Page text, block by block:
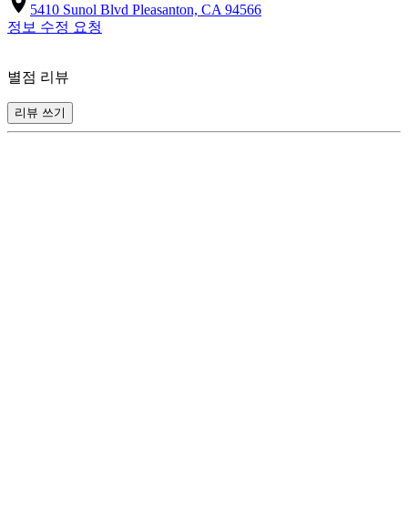
5410 Sunol Blvd Pleasanton, CA 94566
정보 수정 요청
별점 리뷰
리뷰 쓰기